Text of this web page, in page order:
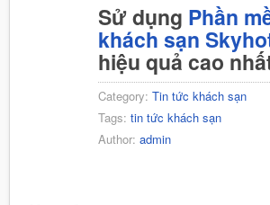
Sử dụng Phần
khách sạn
hiệu quả cao
Category: Tin tức khách sạn
Tags: tin tức khách sạn
Author: admin